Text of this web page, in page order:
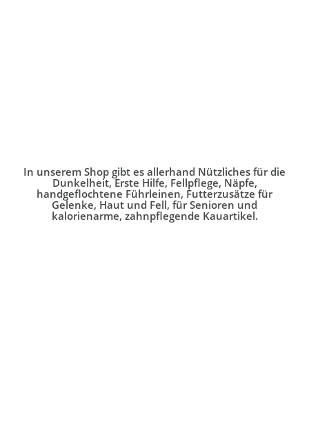
In unserem Shop gibt es allerhand Nützliches für die
Dunkelheit, Erste Hilfe, Fellpflege, Näpfe,
handgeflochtene Führleinen, Futterzusätze für
Gelenke, Haut und Fell, für Senioren und
kalorienarme, zahnpflegende Kauartikel.